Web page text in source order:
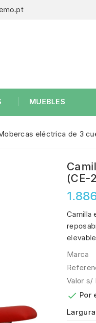
MUEBLES
eléctrica de 3
(CE-
Camilla
Marca
Valor s/
 Por